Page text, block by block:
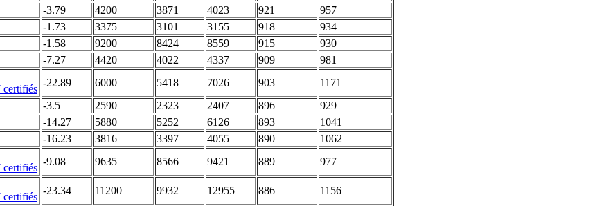
-3.79 4200 3871 4023 921
957
-1.73 3375 3101 3155 918
934
-1.58 9200 8424 8559 915
930
-7.27 4420 4022 4337 909
981
-22.89 6000 5418 7026 903
1171
-3.5 2590 2323 2407 896
929
-14.27 5880 5252 6126 893
1041
-16.23 3816 3397 4055 890
1062
-9.08 9635 8566 9421 889 977
-23.34 11200 9932 12955 886
1156